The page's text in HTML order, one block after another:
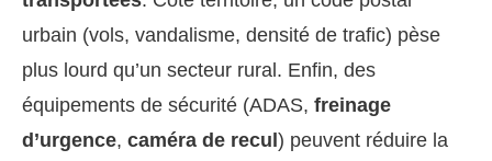
urbain (vols, vandalisme, densité de trafic) pèse
plus lourd qu’un secteur rural. Enfin, des
équipements de sécurité (ADAS, freinage
d’urgence, caméra de recul ) peuvent réduire la